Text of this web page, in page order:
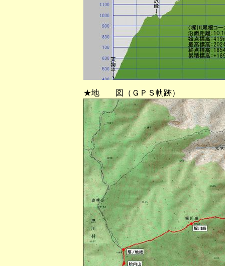
★地 図（ＧＰＳ軌跡）